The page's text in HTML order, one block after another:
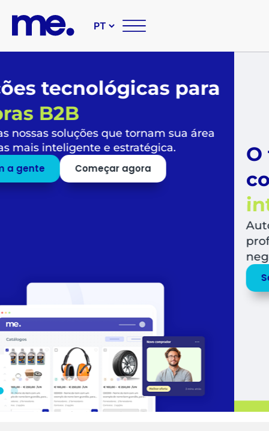
O futuro das suas
corporativas ésimples,
inteligente e sustentável
Automatize todo o fluxo de compras,
profissionais para o que mais agrega valor